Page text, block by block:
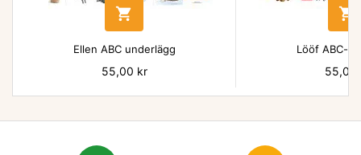

Ellen ABC underlägg
Pris
55,00 kr

Lööf ABC-
Pris
55,00